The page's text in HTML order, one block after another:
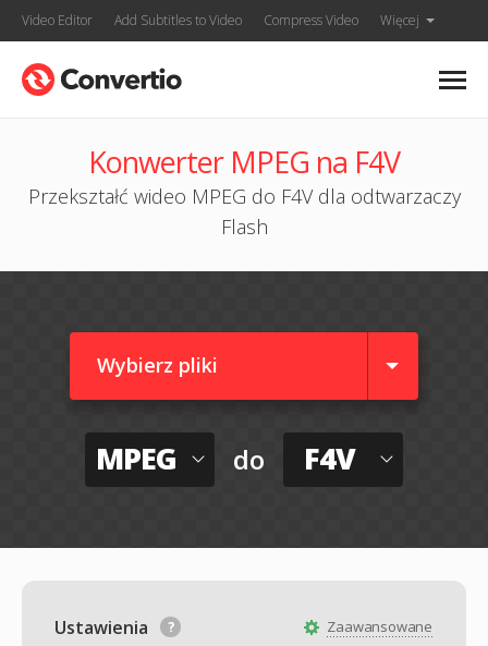
Video Editor Add Subtitles to Video Compress Video Więcej
Konwerter MPEG na F4V
Przekształć wideo MPEG do F4V dla odtwarzaczy
Flash
Wybierz pliki
MPEG do F4V
Zaawansowane
Ustawienia